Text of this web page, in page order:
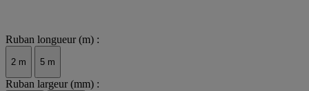
Ruban longueur (m) :
2 m 5 m
Ruban largeur (mm) :